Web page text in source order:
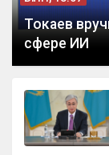
Токаев
сфере ИИ